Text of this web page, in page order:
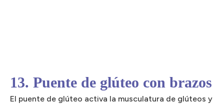
13. Puente de glúteo con brazos
El puente de glúteo activa la musculatura de glúteos y